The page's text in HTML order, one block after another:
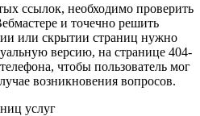
ссылок, необходимо проверить
и точечно решить
или скрытии страниц нужно
версию, на странице 404-
чтобы пользователь мог
возникновения вопросов.
услуг